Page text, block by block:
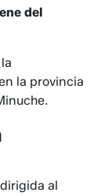
del
la provincia
al